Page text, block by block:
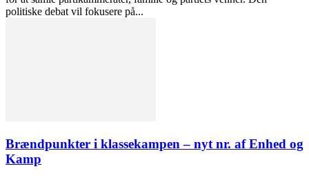
politiske debat vil fokusere på...
Brændpunkter i klassekampen – nyt nr. af Enhed og
Kamp